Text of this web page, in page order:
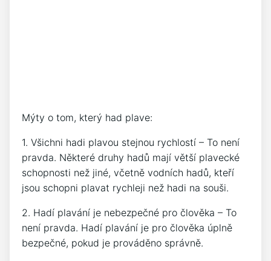
Mýty o tom, který had plave:
1. Všichni hadi plavou stejnou rychlostí – To není
pravda. Některé druhy hadů mají větší plavecké
schopnosti než jiné, včetně vodních hadů, kteří
jsou schopni plavat rychleji než hadi na souši.
2. Hadí plavání je nebezpečné pro člověka – To
není pravda. Hadí plavání je pro člověka úplně
bezpečné, pokud je prováděno správně.